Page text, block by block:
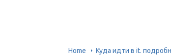
Home Куда идти в it.